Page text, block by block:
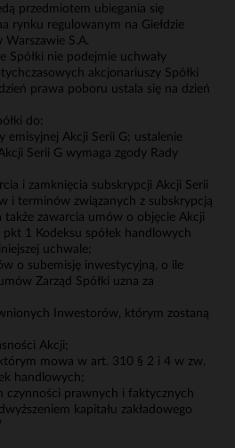
przedmiotem ubiegania się
rynku regulowanym na Giełdzie
S.A.
Spółki nie podejmie uchwały
akcjonariuszy Spółki
prawa poboru ustala się na dzień
do:
emisyjnej Akcji Serii G; ustalenie
Serii G wymaga zgody Rady
i zamknięcia subskrypcji Akcji Serii
i terminów związanych z subskrypcją
także zawarcia umów o objęcie Akcji
1 Kodeksu spółek handlowych
uchwale;
o subemisję inwestycyjną, o ile
Zarząd Spółki uzna za
Inwestorów, którym zostaną
Akcji;
mowa w art. 310 § 2 i 4 w zw.
handlowych;
czynności prawnych i faktycznych
kapitału zakładowego